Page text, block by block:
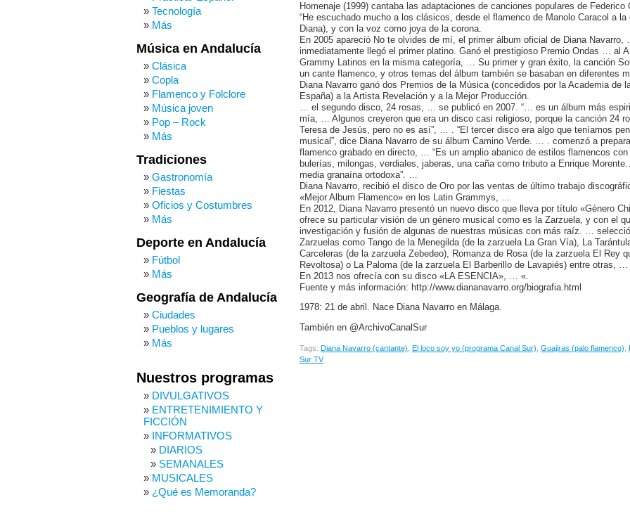
Homenaje (1999) cantaba las adaptaciones de canciones populares de
“He escuchado mucho a los clásicos, desde el flamenco de Manolo Caracol a
Diana), y con la voz como joya de la corona.
En 2005 apareció No te olvides de mí, el primer álbum oficial de Diana
inmediatamente llegó el primer platino. Ganó el prestigioso Premio Ondas … al
Grammy Latinos en la misma categoría, … Su primer y gran éxito, la canción
un cante flamenco, y otros temas del álbum también se basaban en diferentes
Diana Navarro ganó dos Premios de la Música (concedidos por la Academia de
España) a la Artista Revelación y a la Mejor Producción.
… el segundo disco, 24 rosas, … se publicó en 2007. “… es un álbum más
mía, … Algunos creyeron que era un disco casi religioso, porque la canción 24
Teresa de Jesús, pero no es así”, … . “El tercer disco era algo que teníamos
musical”, dice Diana Navarro de su álbum Camino Verde. … . comenzó a
flamenco grabado en directo, … “Es un amplio abanico de estilos flamencos
bulerías, milongas, verdiales, jaberas, una caña como tributo a Enrique
media granaína ortodoxa”. …
Diana Navarro, recibió el disco de Oro por las ventas de último trabajo
«Mejor Album Flamenco» en los Latin Grammys, …
En 2012, Diana Navarro presentó un nuevo disco que lleva por título «Género
ofrece su particular visión de un género musical como es la Zarzuela, y con el
investigación y fusión de algunas de nuestras músicas con más raíz. …
Zarzuelas como Tango de la Menegilda (de la zarzuela La Gran Vía), La
Carceleras (de la zarzuela Zebedeo), Romanza de Rosa (de la zarzuela El Rey
Revoltosa) o La Paloma (de la zarzuela El Barberillo de Lavapiés) entre otras, …
En 2013 nos ofrecía con su disco «LA ESENCIA», … «.
Fuente y más información: http://www.diananavarro.org/biografia.html
1978: 21 de abril. Nace Diana Navarro en Málaga.
También en @ArchivoCanalSur
Tags: Diana Navarro (cantante) El loco soy yo (programa Canal Sur) Guajiras (palo flamenco)
Sur TV
Tecnología
Más
Música en Andalucía
Clásica
Copla
Flamenco y Folclore
Música joven
Pop – Rock
Más
Tradiciones
Gastronomía
Fiestas
Oficios y Costumbres
Más
Deporte en Andalucía
Fútbol
Más
Geografía de Andalucía
Ciudades
Pueblos y lugares
Más
Nuestros programas
DIVULGATIVOS
ENTRETENIMIENTO Y
FICCIÓN
INFORMATIVOS
DIARIOS
SEMANALES
MUSICALES
¿Qué es Memoranda?